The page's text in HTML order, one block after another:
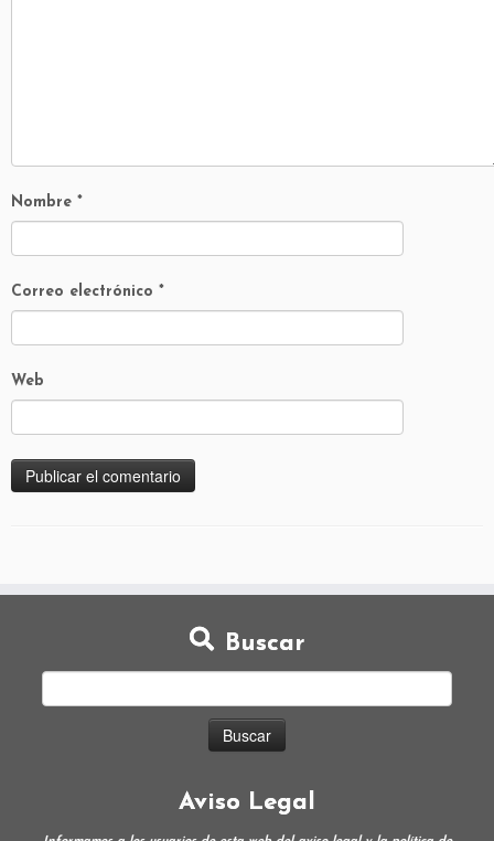
Nombre *
Correo electrónico *
Web
Buscar
Aviso Legal